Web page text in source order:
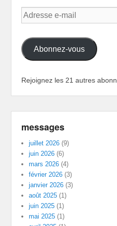
Adresse
e-
Abonnez-vous
Rejoignez les 21 autres
messages
juillet 2026 (9)
juin 2026 (6)
mars 2026 (4)
février 2026 (3)
janvier 2026 (3)
août 2025 (1)
juin 2025 (1)
mai 2025 (1)